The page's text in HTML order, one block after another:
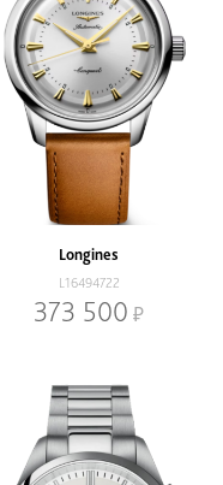
Longines
L16494722
373 500